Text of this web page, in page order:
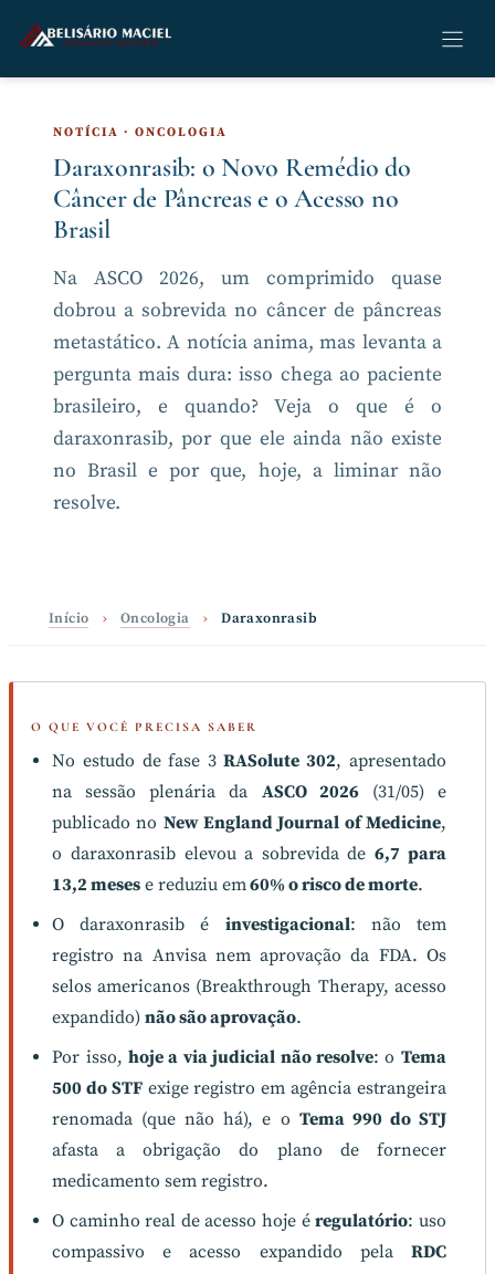
para
o
NOTÍCIA · ONCOLOGIA
Daraxonrasib: o Novo Remédio do
Câncer de Pâncreas e o Acesso no
Brasil
Na ASCO 2026, um comprimido quase
dobrou a sobrevida no câncer de pâncreas
metastático. A notícia anima, mas levanta a
pergunta mais dura: isso chega ao paciente
brasileiro, e quando? Veja o que é o
daraxonrasib, por que ele ainda não existe
no Brasil e por que, hoje, a liminar não
resolve.
Início › Oncologia › Daraxonrasib
O QUE VOCÊ PRECISA SABER
No estudo de fase 3RASolute 302, apresentado
na sessão plenária da ASCO 2026(31/05) e
publicado no New England Journal of Medicine,
o daraxonrasib elevou a sobrevida de6,7 para
13,2 meses e reduziu em60% o risco de morte.
O daraxonrasib é investigacional: não tem
registro na Anvisa nem aprovação da FDA. Os
selos americanos (Breakthrough Therapy, acesso
expandido)não são aprovação.
Por isso, hoje a via judicial não resolve: o Tema
500 do STFexige registro em agência estrangeira
renomada (que não há), e o Tema 990 do STJ
afasta a obrigação do plano de fornecer
medicamento sem registro.
O caminho real de acesso hoje éregulatório: uso
compassivo e acesso expandido pela RDC